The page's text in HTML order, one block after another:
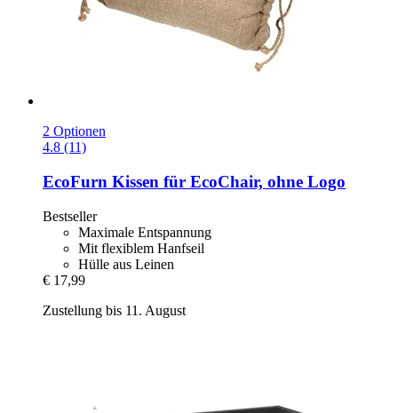
2 Optionen
4.8 (11)
EcoFurn Kissen für EcoChair, ohne Logo
Bestseller
Maximale Entspannung
Mit flexiblem Hanfseil
Hülle aus Leinen
€ 17,99
Zustellung bis 11. August